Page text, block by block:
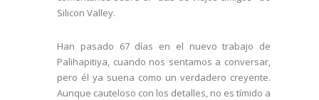
Silicon Valley.
Han pasado 67 días en el nuevo trabajo de
Palihapitiya, cuando nos sentamos a conversar,
pero él ya suena como un verdadero creyente.
Aunque cauteloso con los detalles, no es tímido a